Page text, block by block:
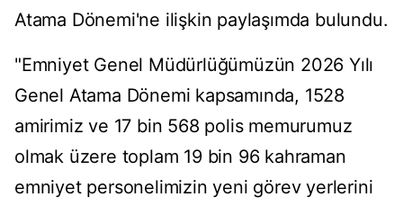
Atama Dönemi'ne ilişkin paylaşımda bulundu.
"Emniyet Genel Müdürlüğümüzün 2026 Yılı
Genel Atama Dönemi kapsamında, 1528
amirimiz ve 17 bin 568 polis memurumuz
olmak üzere toplam 19 bin 96 kahraman
emniyet personelimizin yeni görev yerlerini